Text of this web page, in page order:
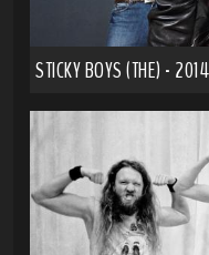
STICKY BOYS (THE) -